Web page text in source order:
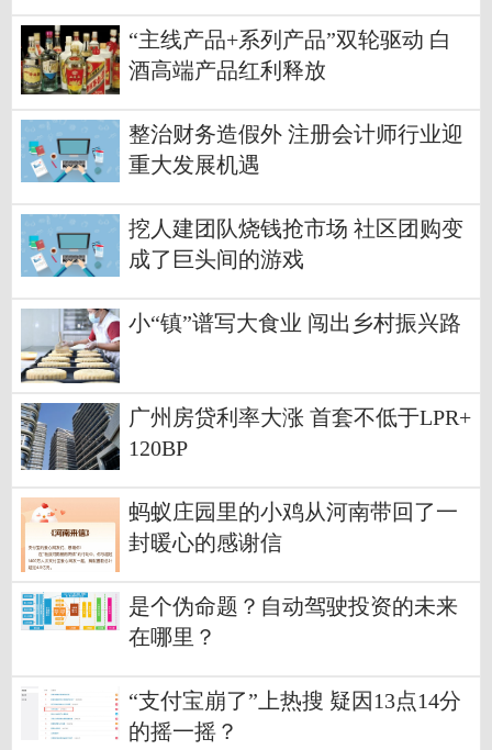
“主线产品+系列产品”双轮驱动 白
酒高端产品红利释放
整治财务造假外 注册会计师行业迎
重大发展机遇
挖人建团队烧钱抢市场 社区团购变
成了巨头间的游戏
小“镇”谱写大食业 闯出乡村振兴路
广州房贷利率大涨 首套不低于LPR+
120BP
蚂蚁庄园里的小鸡从河南带回了一
封暖心的感谢信
是个伪命题？自动驾驶投资的未来
在哪里？
“支付宝崩了”上热搜 疑因13点14分
的摇一摇？